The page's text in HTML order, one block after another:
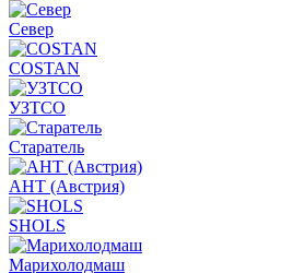
Север
COSTAN
УЗТСО
Старатель
АНТ (Австрия)
SHOLS
Марихолодмаш